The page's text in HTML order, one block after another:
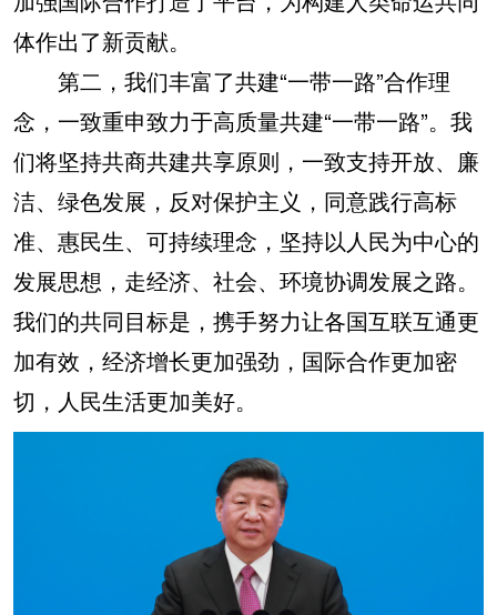
体作出了新贡献。
第二，我们丰富了共建“一带一路”合作理
念，一致重申致力于高质量共建“一带一路”。我
们将坚持共商共建共享原则，一致支持开放、廉
洁、绿色发展，反对保护主义，同意践行高标
准、惠民生、可持续理念，坚持以人民为中心的
发展思想，走经济、社会、环境协调发展之路。
我们的共同目标是，携手努力让各国互联互通更
加有效，经济增长更加强劲，国际合作更加密
切，人民生活更加美好。